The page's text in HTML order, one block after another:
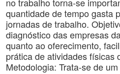
quantidade de tempo gasta
jornadas de trabalho.
diagnóstico das empresas
quanto ao oferecimento,
prática de atividades físicas
Metodologia: Trata-se de